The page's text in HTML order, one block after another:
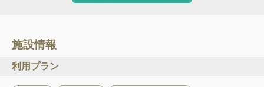
施設情報
利用プラン